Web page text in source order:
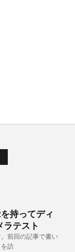
持ってディ
ラテスト
前回の記事で書い
訪